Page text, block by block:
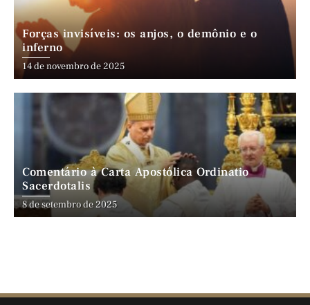
Forças invisíveis: os anjos, o demônio e o
inferno
14 de novembro de 2025
Comentário à Carta Apostólica Ordinatio
Sacerdotalis
8 de setembro de 2025